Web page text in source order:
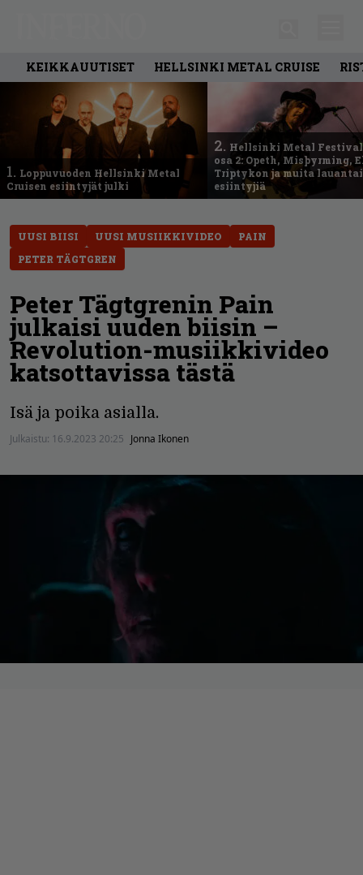
KEIKKAUUTISET HELLSINKI METAL CRUISE
1. Loppuvuoden Hellsinki Metal
Cruisen esiintyjät julki
2. Hellsinki Metal
osa 2: Opeth, Misþyrming,
Triptykon ja muita
esiintyjiä
UUSI BIISI UUSI MUSIIKKIVIDEO
PAIN
PETER TÄGTGREN
Peter Tägtgrenin Pain
julkaisi uuden biisin –
Revolution-musiikkivideo
katsottavissa tästä
Isä ja poika asialla.
Julkaistu: 16.9.2023 20:25 Jonna Ikonen